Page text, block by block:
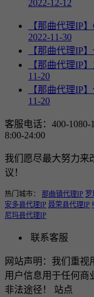
2022-12-12
【那曲代理IP
2022-11-30
【那曲代理IP
【那曲代理IP
11-20
【那曲代理IP
11-20
客服电话：400-1080-
8:00-24:00
我们愿尽最大努力来
议！
热门城市： 那曲镇代理IP 罗
安多县代理IP 聂荣县代理IP
尼玛县代理IP
联系客服
网站声明：我们重视
用户信息用于任何商
非法途径！ 站点